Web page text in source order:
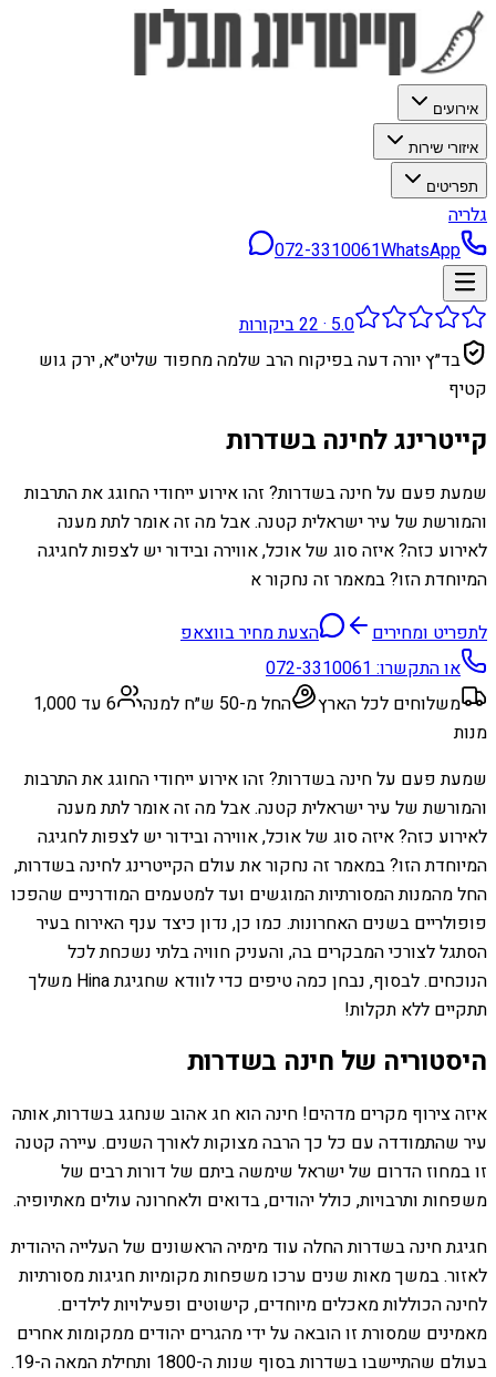
אירועים
איזורי שירות
תפריטים
גלריה
072-3310061WhatsApp
5.0
·
22ביקורות
בד״ץ יורה דעה בפיקוח הרב שלמה מחפוד שליט״א, ירק גוש
קטיף
קייטרינג לחינה בשדרות
שמעת פעם על חינה בשדרות? זהו אירוע ייחודי החוגג את התרבות
והמורשת של עיר ישראלית קטנה. אבל מה זה אומר לתת מענה
לאירוע כזה? איזה סוג של אוכל, אווירה ובידור יש לצפות לחגיגה
המיוחדת הזו? במאמר זה נחקור א
לתפריט ומחירים
הצעת מחיר בווצאפ
או התקשרו:072-3310061
משלוחים לכל הארץ
החל מ-50 ש״ח למנה
6 עד 1,000
מנות
שמעת פעם על חינה בשדרות? זהו אירוע ייחודי החוגג את התרבות
והמורשת של עיר ישראלית קטנה. אבל מה זה אומר לתת מענה
לאירוע כזה? איזה סוג של אוכל, אווירה ובידור יש לצפות לחגיגה
המיוחדת הזו? במאמר זה נחקור את עולם הקייטרינג לחינה בשדרות,
החל מהמנות המסורתיות המוגשים ועד למטעמים המודרניים שהפכו
פופולריים בשנים האחרונות. כמו כן, נדון כיצד ענף האירוח בעיר
הסתגל לצורכי המבקרים בה, והעניק חוויה בלתי נשכחת לכל
הנוכחים. לבסוף, נבחן כמה טיפים כדי לוודא שחגיגת Hina משלך
תתקיים ללא תקלות!
היסטוריה של חינה בשדרות
איזה צירוף מקרים מדהים! חינה הוא חג אהוב שנחגג בשדרות, אותה
עיר שהתמודדה עם כל כך הרבה מצוקות לאורך השנים. עיירה קטנה
זו במחוז הדרום של ישראל שימשה ביתם של דורות רבים של
משפחות ותרבויות, כולל יהודים, בדואים ולאחרונה עולים מאתיופיה.
חגיגת חינה בשדרות החלה עוד מימיה הראשונים של העלייה היהודית
לאזור. במשך מאות שנים ערכו משפחות מקומיות חגיגות מסורתיות
לחינה הכוללות מאכלים מיוחדים, קישוטים ופעילויות לילדים.
מאמינים שמסורת זו הובאה על ידי מהגרים יהודים ממקומות אחרים
בעולם שהתיישבו בשדרות בסוף שנות ה-1800 ותחילת המאה ה-19.